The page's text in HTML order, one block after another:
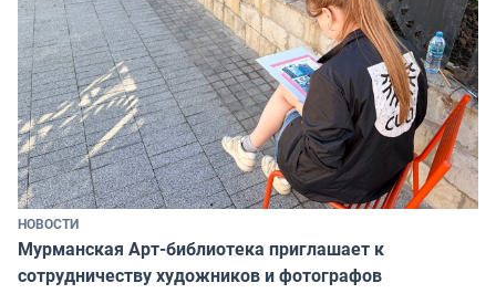
НОВОСТИ
Мурманская Арт-библиотека приглашает к
сотрудничеству художников и фотографов